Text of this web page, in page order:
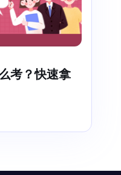
考？快速拿